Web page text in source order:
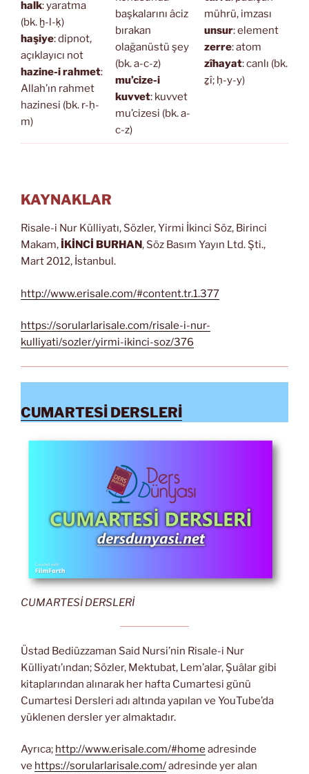
halk: yaratma
(bk. ḫ-l-ḳ)
haşiye: dipnot,
açıklayıcı not
hazine-i rahmet:
Allah’ın rahmet
hazinesi (bk. r-ḥ-
m)
başkalarını âciz
bırakan
olağanüstü şey
(bk. a-c-z)
mu’cize-i
kuvvet: kuvvet
mu’cizesi (bk. a-
c-z)
mührü, imzası
unsur: element
zerre: atom
zîhayat: canlı (bk.
ẕî; ḥ-y-y)
KAYNAKLAR
Risale-i Nur Külliyatı, Sözler, Yirmi İkinci Söz, Birinci
Makam, İKİNCİ BURHAN, Söz Basım Yayın Ltd. Şti.,
Mart 2012, İstanbul.
http://www.erisale.com/#content.tr.1.377
https://sorularlarisale.com/risale-i-nur-
kulliyati/sozler/yirmi-ikinci-soz/376
CUMARTESİ DERSLERİ
CUMARTESİ DERSLERİ
Üstad Bediüzzaman Said Nursi’nin Risale-i Nur
Külliyatı’ından; Sözler, Mektubat, Lem’alar, Şuâlar gibi
kitaplarından alınarak her hafta Cumartesi günü
Cumartesi Dersleri adı altında yapılan ve YouTube’da
yüklenen dersler yer almaktadır.
Ayrıca; http://www.erisale.com/#home adresinde
ve https://sorularlarisale.com/adresinde yer alan